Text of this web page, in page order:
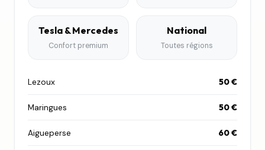
Tesla & Mercedes
Confort premium
National
Toutes régions
Lezoux 50 €
Maringues 50 €
Aigueperse 60 €